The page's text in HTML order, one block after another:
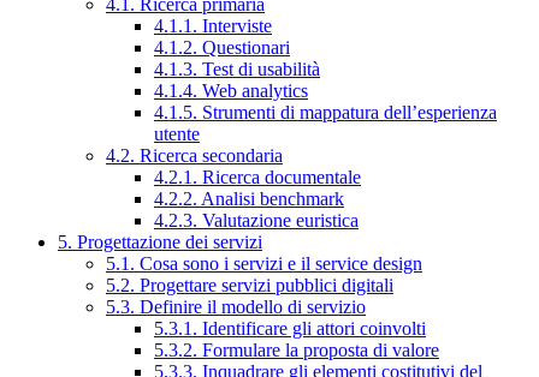
4.1. Ricerca primaria
4.1.1. Interviste
4.1.2. Questionari
4.1.3. Test di usabilità
4.1.4. Web analytics
4.1.5. Strumenti di mappatura dell’esperienza
utente
4.2. Ricerca secondaria
4.2.1. Ricerca documentale
4.2.2. Analisi benchmark
4.2.3. Valutazione euristica
5. Progettazione dei servizi
5.1. Cosa sono i servizi e il service design
5.2. Progettare servizi pubblici digitali
5.3. Definire il modello di servizio
5.3.1. Identificare gli attori coinvolti
5.3.2. Formulare la proposta di valore
5.3.3. Inquadrare gli elementi costitutivi del